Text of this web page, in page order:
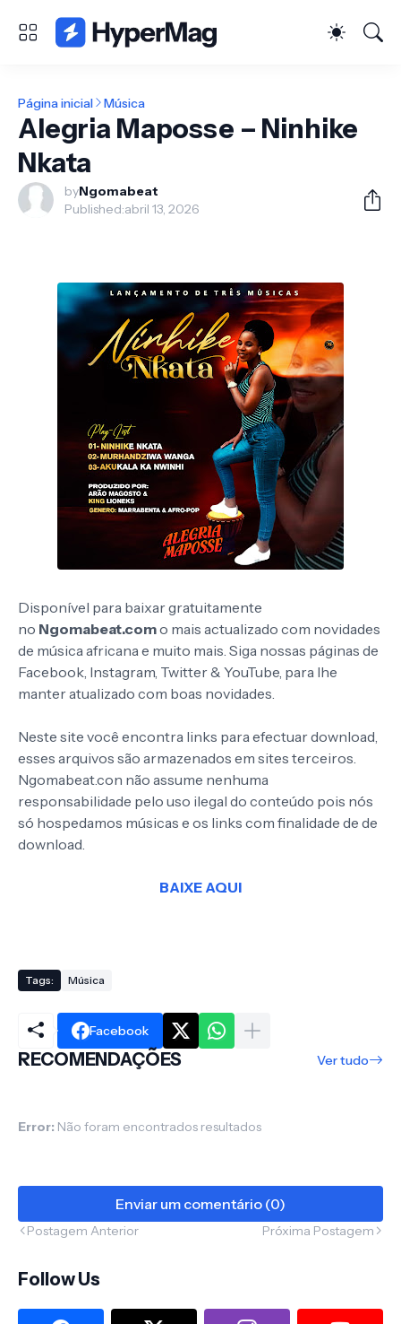
Página inicial Música
Alegria Maposse – Ninhike
Nkata
byNgomabeat
Published:abril 13, 2026
Disponível para baixar gratuitamente
no Ngomabeat.como mais actualizado com novidades
de música africana e muito mais. Siga nossas páginas de
Facebook, Instagram, Twitter & YouTube, para lhe
manter atualizado com boas novidades.
Neste site você encontra links para efectuar download,
esses arquivos são armazenados em sites terceiros.
Ngomabeat.con não assume nenhuma
responsabilidade pelo uso ilegal do conteúdo pois nós
só hospedamos músicas e os links com finalidade de de
download.
BAIXE AQUI
Tags: Música
Facebook
RECOMENDAÇÕES Ver tudo
Error: Não foram encontrados resultados
Enviar um comentário (0)
Postagem Anterior Próxima Postagem
Follow Us